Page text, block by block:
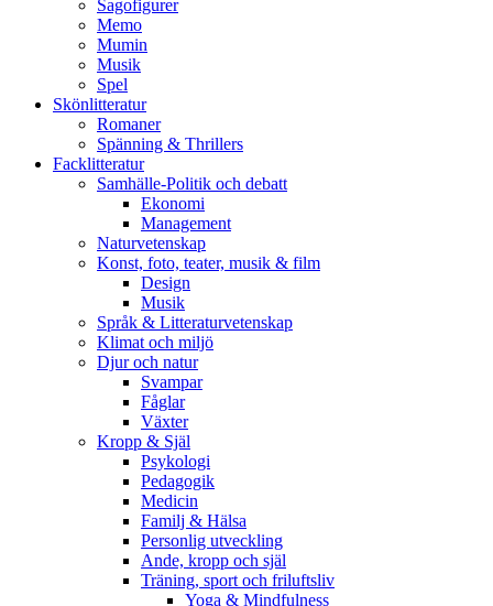
Sagofigurer
Memo
Mumin
Musik
Spel
Skönlitteratur
Romaner
Spänning & Thrillers
Facklitteratur
Samhälle-Politik och debatt
Ekonomi
Management
Naturvetenskap
Konst, foto, teater, musik & film
Design
Musik
Språk & Litteraturvetenskap
Klimat och miljö
Djur och natur
Svampar
Fåglar
Växter
Kropp & Själ
Psykologi
Pedagogik
Medicin
Familj & Hälsa
Personlig utveckling
Ande, kropp och själ
Träning, sport och friluftsliv
Yoga & Mindfulness